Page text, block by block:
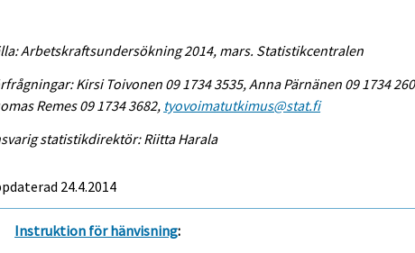
Arbetskraftsundersökning 2014, mars. Statistikcentralen
Kirsi Toivonen 09 1734 3535, Anna Pärnänen 09 1734
Remes 09 1734 3682, tyovoimatutkimus@stat.fi
statistikdirektör: Riitta Harala
24.4.2014
Instruktion för hänvisning: